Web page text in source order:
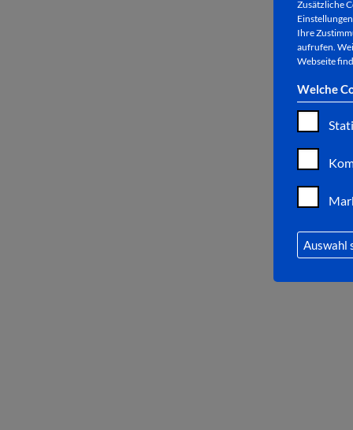
Zusätzliche
Ihre
aufrufen.
Webseite
Welche
Auswahl